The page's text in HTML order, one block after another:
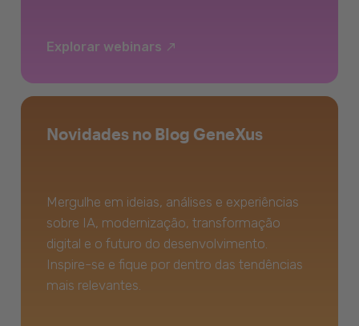
Explorar webinars
Novidades no Blog GeneXus
Mergulhe em ideias, análises e experiências
sobre IA, modernização, transformação
digital e o futuro do desenvolvimento.
Inspire-se e fique por dentro das tendências
mais relevantes.